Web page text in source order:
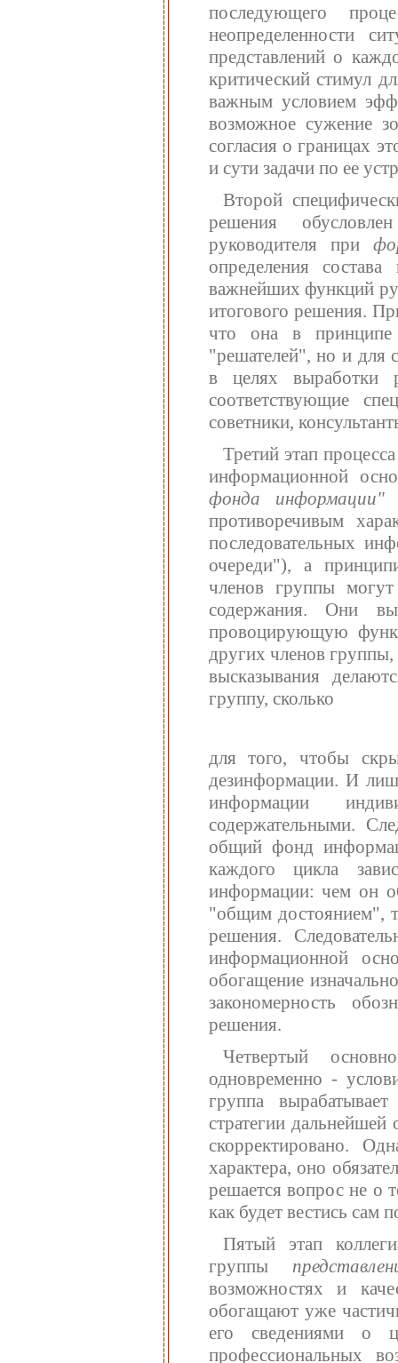
последующего
неопределенности
представлений о
критический стимул
важным условием
возможное сужение
согласия о границах
и сути задачи по ее
Второй
решения
руководителя при
определения
важнейших функций
итогового решения.
что она в принципе
"решателей", но и для
в целях выработки
соответствующие
советники,
Третий этап
информационной
фонда информации"
противоречивым
последовательных
очереди"), а
членов группы могут
содержания. Они
провоцирующую
других членов группы,
высказывания
группу, сколько
для того, чтобы
дезинформации. И
информации
содержательными.
общий фонд
каждого цикла
информации: чем он
"общим достоянием",
решения.
информационной
обогащение
закономерность
решения.
Четвертый
одновременно -
группа
стратегии
скорректировано.
характера, оно
решается вопрос не о
как будет вестись сам
Пятый этап
группы
возможностях и
обогащают уже
его сведениями о
профессиональных